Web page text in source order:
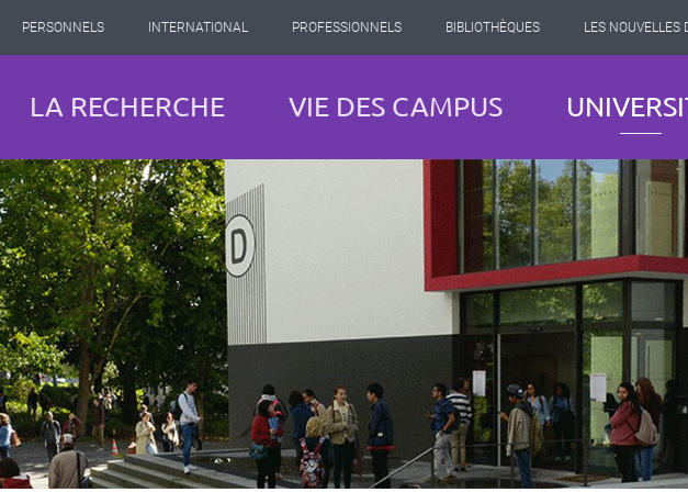
PERSONNELS INTERNATIONAL PROFESSIONNELS BIBLIOTHÈQUES LES NOUVELLES
LA RECHERCHE VIE DES CAMPUS